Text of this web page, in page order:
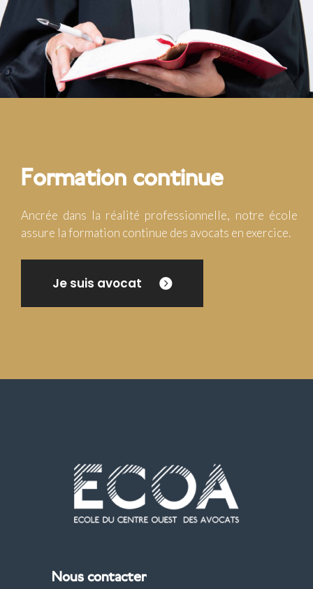
Formation continue
Ancrée dans la réalité professionnelle, notre école
assure la formation continue des avocats en exercice.
Je suis avocat
Nous contacter